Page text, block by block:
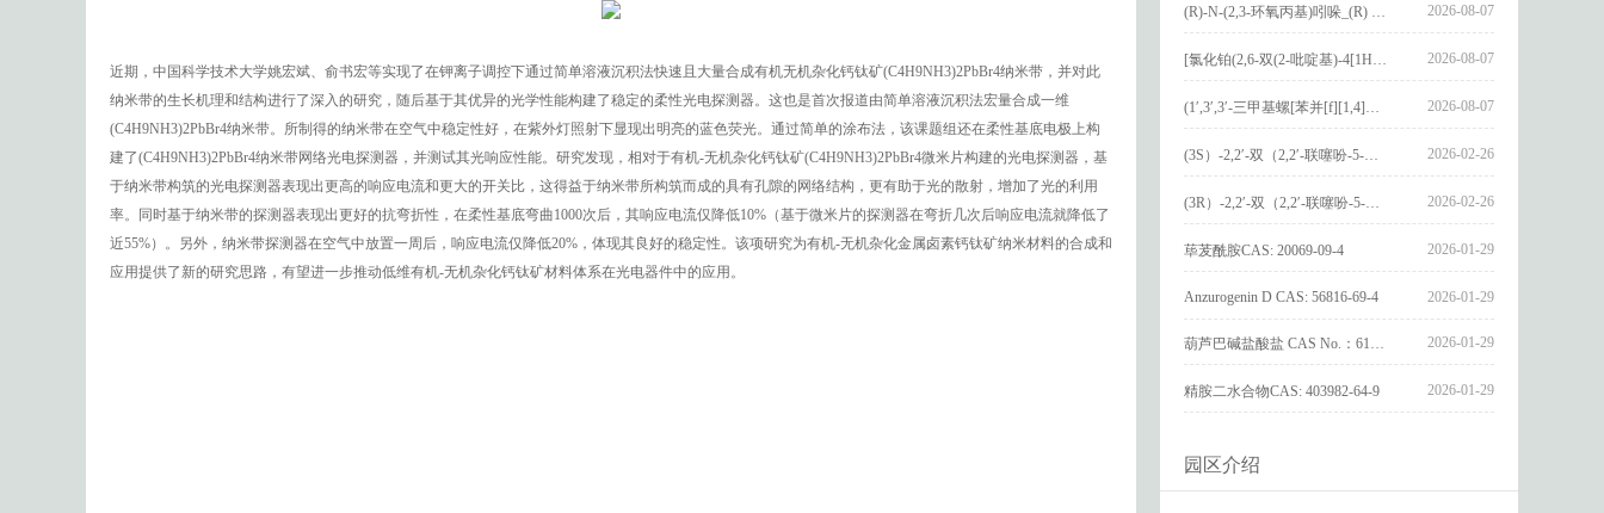
近期，中国科学技术大学姚宏斌、俞书宏等实现了在钾离子调控下通过简单溶液沉积法快速且大量合成有机无机杂化钙钛矿(C4H9NH3)2PbBr4纳米带，并对此
纳米带的生长机理和结构进行了深入的研究，随后基于其优异的光学性能构建了稳定的柔性光电探测器。这也是首次报道由简单溶液沉积法宏量合成一维
(C4H9NH3)2PbBr4纳米带。所制得的纳米带在空气中稳定性好，在紫外灯照射下显现出明亮的蓝色荧光。通过简单的涂布法，该课题组还在柔性基底电极上构
建了(C4H9NH3)2PbBr4纳米带网络光电探测器，并测试其光响应性能。研究发现，相对于有机-无机杂化钙钛矿(C4H9NH3)2PbBr4微米片构建的光电探测器，基
于纳米带构筑的光电探测器表现出更高的响应电流和更大的开关比，这得益于纳米带所构筑而成的具有孔隙的网络结构，更有助于光的散射，增加了光的利用
率。同时基于纳米带的探测器表现出更好的抗弯折性，在柔性基底弯曲1000次后，其响应电流仅降低10%（基于微米片的探测器在弯折几次后响应电流就降低了
近55%）。另外，纳米带探测器在空气中放置一周后，响应电流仅降低20%，体现其良好的稳定性。该项研究为有机-无机杂化金属卤素钙钛矿纳米材料的合成和
应用提供了新的研究思路，有望进一步推动低维有机-无机杂化钙钛矿材料体系在光电器件中的应用。
2026-08-07
2026-08-07
2026-08-07
2026-02-26
2026-02-26
荜茇酰胺CAS: 20069-09-4 2026-01-29
Anzurogenin D CAS: 56816-69-4 2026-01-29
2026-01-29
精胺二水合物CAS: 403982-64-9 2026-01-29
园区介绍